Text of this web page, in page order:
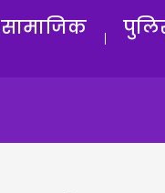
सामाजिक